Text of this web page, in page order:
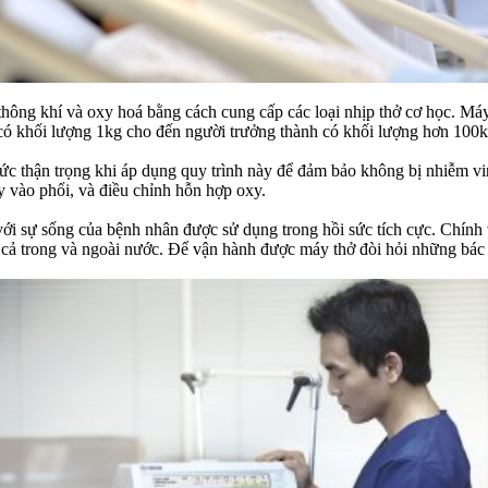
khí và oxy hoá bằng cách cung cấp các loại nhịp thở cơ học.
khối lượng 1kg cho đến người trưởng thành có khối lượng hơn
thận trọng khi áp dụng quy trình này để đảm bảo không bị nhiễm
phổi, và điều chỉnh hỗn hợp oxy.
sự sống của bệnh nhân được sử dụng trong hồi sức tích cực.
trong và ngoài nước. Để vận hành được máy thở đòi hỏi những